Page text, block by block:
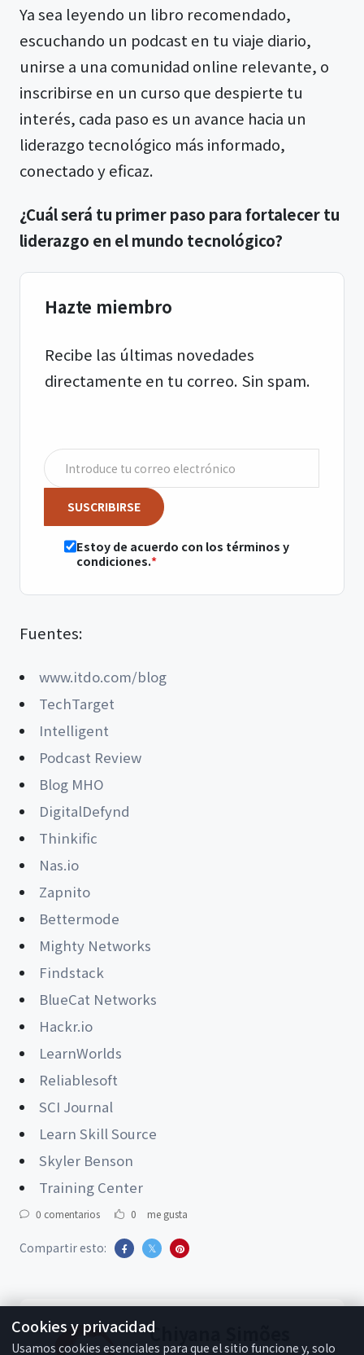
Ya sea leyendo un libro recomendado,
escuchando un podcast en tu viaje diario,
unirse a una comunidad online relevante, o
inscribirse en un curso que despierte tu
interés, cada paso es un avance hacia un
liderazgo tecnológico más informado,
conectado y eficaz.
¿Cuál será tu primer paso para fortalecer tu
liderazgo en el mundo tecnológico?
Hazte miembro
Recibe las últimas novedades
directamente en tu correo. Sin spam.
SUSCRIBIRSE
Estoy de acuerdo con los términos y
condiciones.
Fuentes:
www.itdo.com/blog
TechTarget
Intelligent
Podcast Review
Blog MHO
DigitalDefynd
Thinkific
Nas.io
Zapnito
Bettermode
Mighty Networks
Findstack
BlueCat Networks
Hackr.io
LearnWorlds
Reliablesoft
SCI Journal
Learn Skill Source
Skyler Benson
Training Center
0 comentarios 0 me gusta
Compartir esto:
Chiyana Simões
Cookies y privacidad
Usamos cookies esenciales para que el sitio funcione y, solo